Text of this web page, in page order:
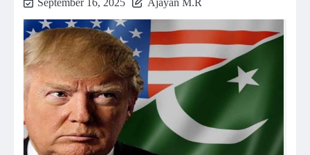
September 16, 2025 Ajayan M.R